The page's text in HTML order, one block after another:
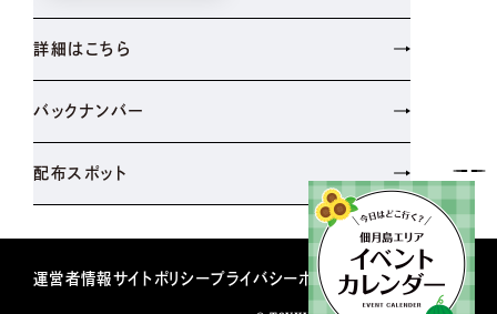
詳細はこちら
バックナンバー
配布スポット
運営者情報サイトポリシープライバシーポリシー